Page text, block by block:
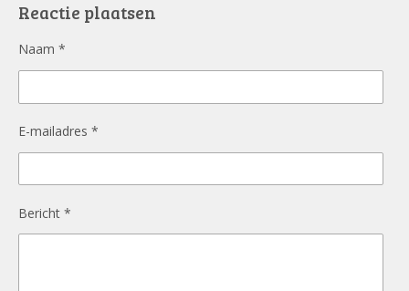
o
Reactie plaatsen
Naam *
E-mailadres *
Bericht *